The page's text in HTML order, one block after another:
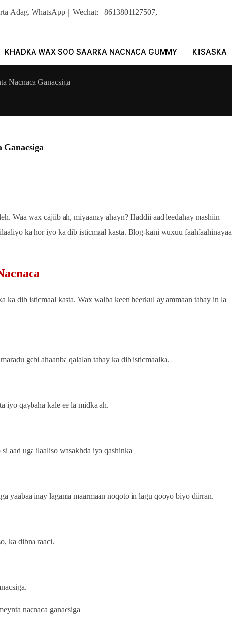
Adag. WhatsApp｜Wechat: +8613801127507,
KHADKA WAX SOO SAARKA NACNACA GUMMY KIISASKA
Nacnaca Ganacsiga
Ganacsiga
Waa wax cajiib ah, miyaanay ahayn? Haddii aad leedahay mashiin
ka hor iyo ka dib isticmaal kasta. Blog-kani wuxuu faahfaahinayaa
ka dib isticmaal kasta. Wax walba keen heerkul ay ammaan tahay in la
gebi ahaanba qalalan tahay ka dib isticmaalka.
iyo qaybaha kale ee la midka ah.
aad uga ilaaliso wasakhda iyo qashinka.
yaabaa inay lagama maarmaan noqoto in lagu qooyo biyo diirran.
ka dibna raaci.